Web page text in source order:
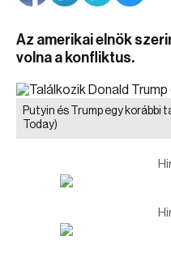
Az amerikai elnök
volna a konfliktus.
Putyin és Trump egy korábbi
Today)